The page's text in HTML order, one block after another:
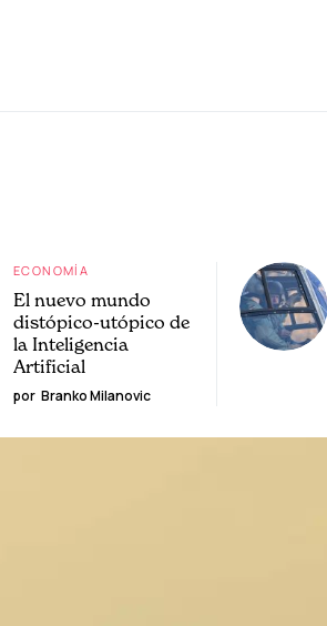
ECONOMÍA
El nuevo mundo
distópico-utópico de
la Inteligencia
Artificial
por Branko Milanovic